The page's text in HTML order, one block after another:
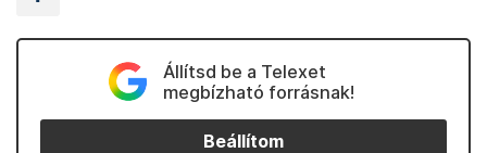
Állítsd be a Telexet
megbízható forrásnak!
Beállítom